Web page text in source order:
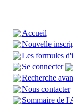
Accueil
Nouvelle
Les formules
Se connecter
Recherche
Nous contacter
Sommaire de